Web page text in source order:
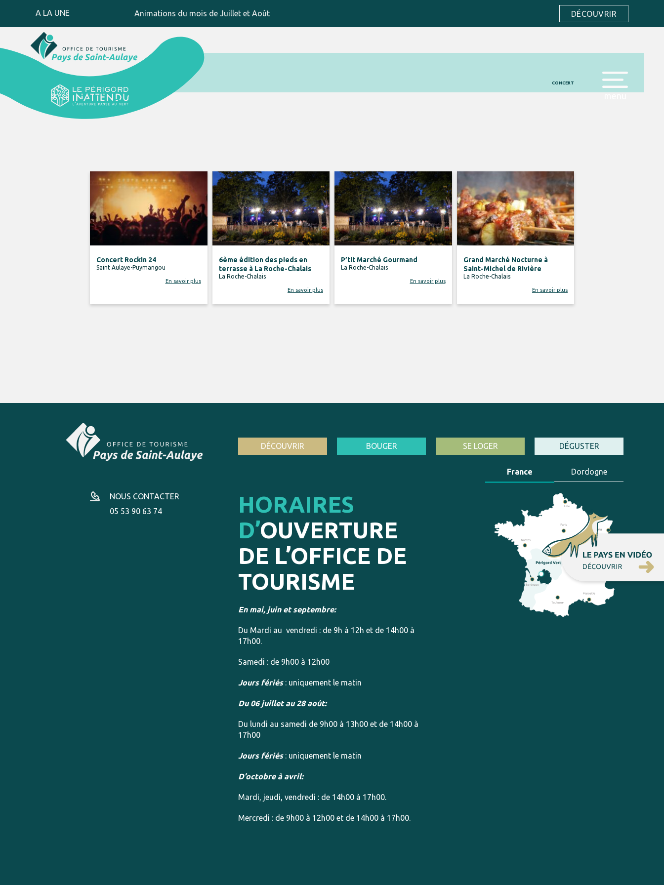
A LA UNE Animations du mois de Juillet et Août DÉCOUVRIR
CONCERT
Concert Rockin 24
Saint Aulaye-Puymangou
En savoir plus
6ème édition des pieds en
terrasse à La Roche-Chalais
La Roche-Chalais
En savoir plus
P’tit Marché Gourmand
La Roche-Chalais
En savoir plus
Grand Marché Nocturne à
Saint-Michel de Rivière
La Roche-Chalais
En savoir plus
DÉCOUVRIR BOUGER SE LOGER DÉGUSTER
NOUS CONTACTER
05 53 90 63 74
HORAIRES
D’OUVERTURE
DE L’OFFICE DE
TOURISME
En mai, juin et septembre:
Du Mardi au vendredi : de 9h à 12h et de 14h00 à
17h00.
Samedi : de 9h00 à 12h00
Jours fériés: uniquement le matin
Du 06 juillet au 28 août:
Du lundi au samedi de 9h00 à 13h00 et de 14h00 à
17h00
Jours fériés: uniquement le matin
D’octobre à avril:
Mardi, jeudi, vendredi : de 14h00 à 17h00.
Mercredi : de 9h00 à 12h00 et de 14h00 à 17h00.
France Dordogne